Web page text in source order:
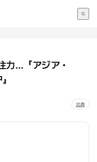
力…「アジア・
出典